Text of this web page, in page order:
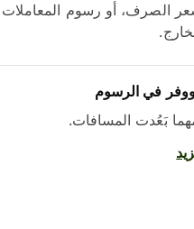
الصرف، أو رسوم المعاملات
في الرسوم
بَعُدت المسافات.